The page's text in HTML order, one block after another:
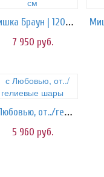
Мишка Браун | 120 см
7 950 руб.
с Любовью, от../гелиевые шары
5 960 руб.